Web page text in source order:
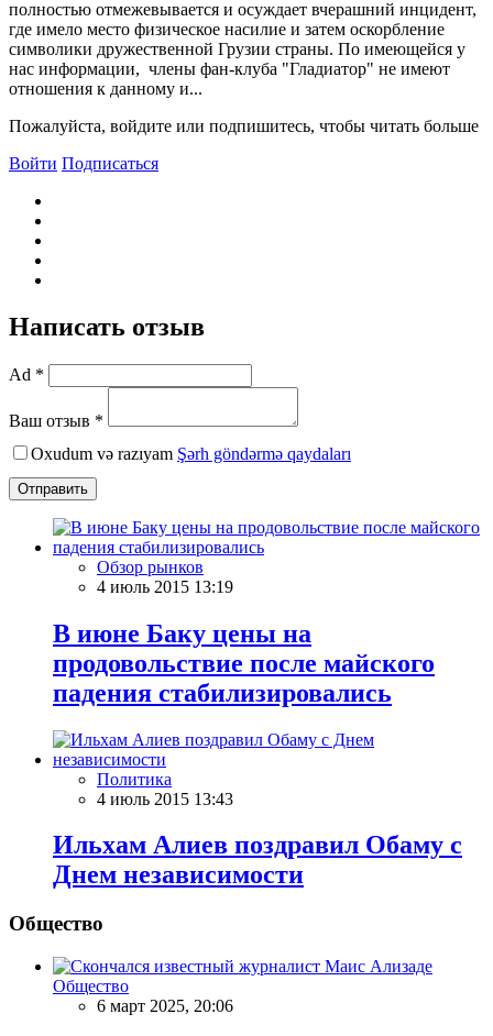
полностью отмежевывается и осуждает вчерашний инцидент,
где имело место физическое насилие и затем оскорбление
символики дружественной Грузии страны. По имеющейся у
нас информации, члены фан-клуба "Гладиатор" не имеют
отношения к данному и...
Пожалуйста, войдите или подпишитесь, чтобы читать больше
Войти Подписаться
Написать отзыв
Ad *
Ваш отзыв *
Oxudum və razıyam Şərh göndərmə qaydaları
Отправить
Обзор рынков
4 июль 2015 13:19
В июне Баку цены на
продовольствие после майского
падения стабилизировались
Политика
4 июль 2015 13:43
Ильхам Алиев поздравил Обаму с
Днем независимости
Общество
Общество
6 март 2025, 20:06